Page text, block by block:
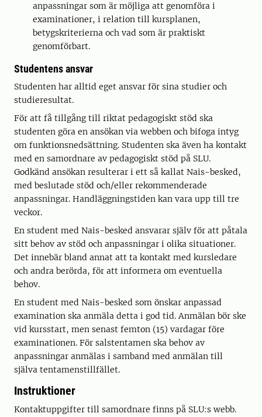
anpassningar som är möjliga att genomföra i
examinationer, i relation till kursplanen,
betygskriterierna och vad som är praktiskt
genomförbart.
Studentens ansvar
Studenten har alltid eget ansvar för sina studier och
studieresultat.
För att få tillgång till riktat pedagogiskt stöd ska
studenten göra en ansökan via webben och bifoga intyg
om funktionsnedsättning. Studenten ska även ha kontakt
med en samordnare av pedagogiskt stöd på SLU.
Godkänd ansökan resulterar i ett så kallat Nais-besked,
med beslutade stöd och/eller rekommenderade
anpassningar. Handläggningstiden kan vara upp till tre
veckor.
En student med Nais-besked ansvarar själv för att påtala
sitt behov av stöd och anpassningar i olika situationer.
Det innebär bland annat att ta kontakt med kursledare
och andra berörda, för att informera om eventuella
behov.
En student med Nais-besked som önskar anpassad
examination ska anmäla detta i god tid. Anmälan bör ske
vid kursstart, men senast femton (15) vardagar före
examinationen. För salstentamen ska behov av
anpassningar anmälas i samband med anmälan till
själva tentamenstillfället.
Instruktioner
Kontaktuppgifter till samordnare finns på SLU:s webb.